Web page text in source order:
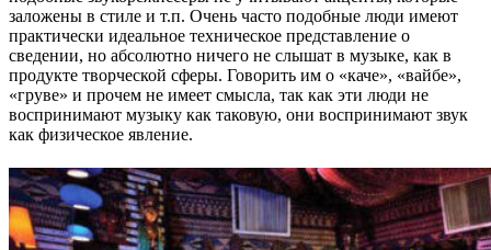
заложены в стиле и т.п. Очень часто подобные люди имеют
практически идеальное техническое представление о
сведении, но абсолютно ничего не слышат в музыке, как в
продукте творческой сферы. Говорить им о «каче», «вайбе»,
«груве» и прочем не имеет смысла, так как эти люди не
воспринимают музыку как таковую, они воспринимают звук
как физическое явление.